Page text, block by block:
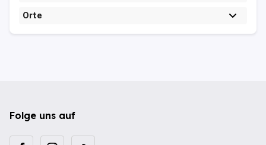
Orte
Folge uns auf